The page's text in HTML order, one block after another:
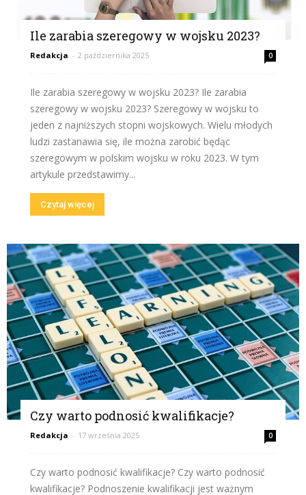
Ile zarabia szeregowy w wojsku 2023?
Redakcja - 2 października 2025 0
Ile zarabia szeregowy w wojsku 2023? Ile zarabia
szeregowy w wojsku 2023? Szeregowy w wojsku to
jeden z najniższych stopni wojskowych. Wielu młodych
ludzi zastanawia się, ile można zarobić będąc
szeregowym w polskim wojsku w roku 2023. W tym
artykule przedstawimy...
Czytaj więcej
Czy warto podnosić kwalifikacje?
Redakcja - 17 września 2025 0
Czy warto podnosić kwalifikacje? Czy warto podnosić
kwalifikacje? Podnoszenie kwalifikacji jest ważnym